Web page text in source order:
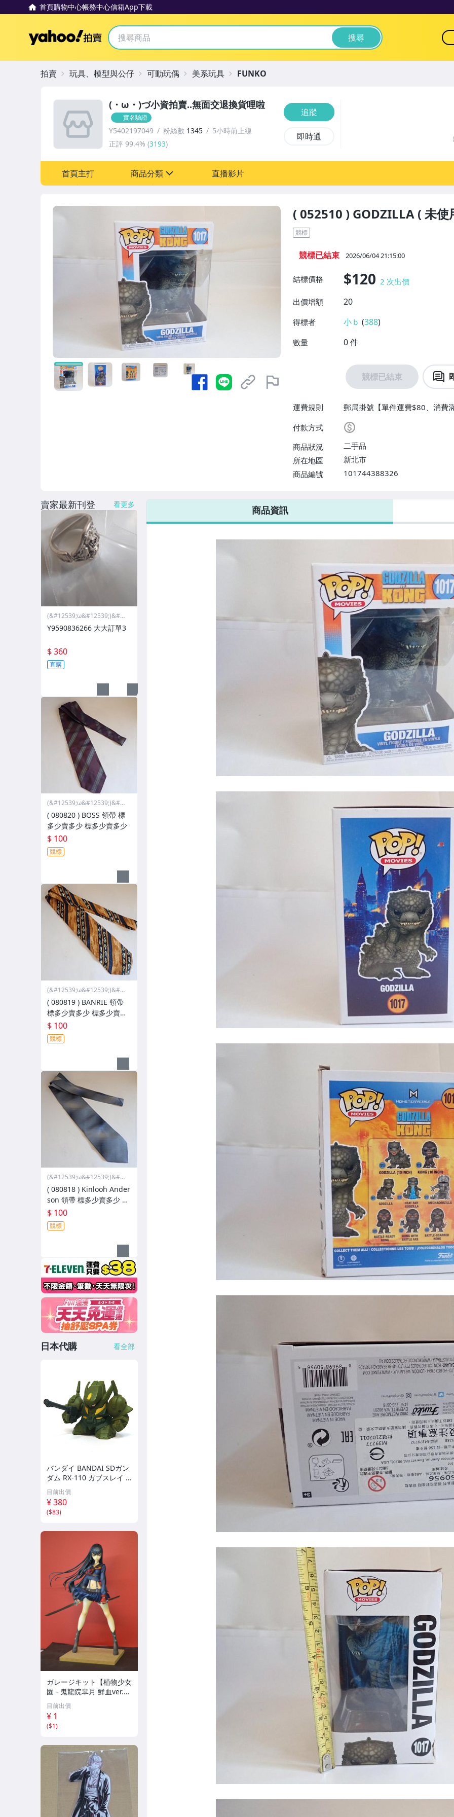
首頁購物中心帳務中心信箱App下載
Yahoo拍賣 搜尋
( 052510 ) GODZILLA ( 未使
競標
競標已結束 2026/06/04 21:15:00
結標價格 $120 2 次出價
出價增額
20
得標者 小ｂ (388)
數量 0件
競標已結束
運費規則
郵局掛號【單件運費$80、消費
付款方式
商品狀況
二手品
所在地區
新北市
商品編號
101744388326
(・ω・)づ小資拍賣..無面交退換貨哩啦
實名驗證
Y5402197049 粉絲數 1345
5小時前上線
正評 99.4% (3193)
追蹤
即時通
首頁主打 商品分類
古董、藝術與礦石
美容保養與彩妝
電腦、平板與周邊
相機、攝影與周邊
運動、戶外與休閒
居家、家具與園藝
女包精品與女鞋
直播影片
拍賣 玩具、模型與公仔 可動玩偶 美系玩具 FUNKO
商品資訊
賣家最新刊登 看更多
(&#12539;ω&#12539;)&#12
哩啦
Y9590836266 大大訂單3
$ 360
直購
(&#12539;ω&#12539;)&#12
哩啦
( 080820 ) BOSS 領帶 標
多少賣多少 標多少賣多少
$ 100
競標
(&#12539;ω&#12539;)&#12
哩啦
( 080819 ) BANRIE 領帶
標多少賣多少 標多少賣多
少
$ 100
競標
(&#12539;ω&#12539;)&#12
哩啦
( 080818 ) Kinlooh Ander
son 領帶 標多少賣多少 標
多少賣多少
$ 100
競標
日本代購 看全部
バンダイ BANDAI SDガン
ダム RX-110 ガブスレイ S
Dガンダムフルカラー ステ
ージ8 機動戦士ガンダムΖ
フィギュア【当時物】
目前出價
¥ 380
($83)
ガレージキット【植物少女
園 - 鬼龍院皐月 鮮血ver.
『キルラキル』】【未組
立・正規品・パーツチェッ
ク済】(ワンダーフェステ
ィバル)
目前出價
¥ 1
($1)